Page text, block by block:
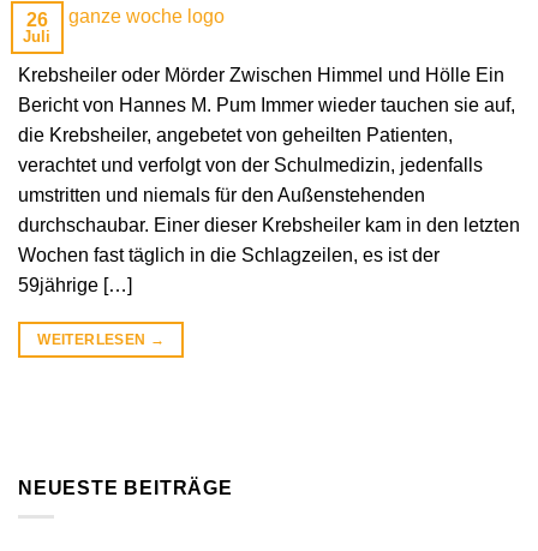
26
Juli
Krebsheiler oder Mörder Zwischen Himmel und Hölle Ein
Bericht von Hannes M. Pum Immer wieder tauchen sie auf,
die Krebsheiler, angebetet von geheilten Patienten,
verachtet und verfolgt von der Schulmedizin, jedenfalls
umstritten und niemals für den Außenstehenden
durchschaubar. Einer dieser Krebsheiler kam in den letzten
Wochen fast täglich in die Schlagzeilen, es ist der
59jährige […]
WEITERLESEN →
NEUESTE BEITRÄGE